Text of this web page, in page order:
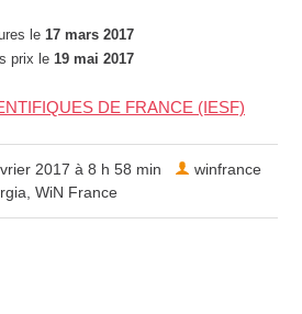
le17 mars 2017
prix le19 mai 2017
DE FRANCE (IESF)
2017 à 8 h 58 min
,WiN France
winfrance